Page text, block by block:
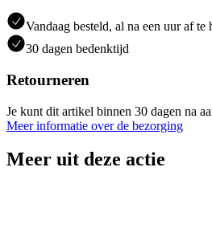
Vandaag besteld, al na een uur af
30 dagen bedenktijd
Retourneren
Je kunt dit artikel binnen 30 dagen na
Meer informatie over de bezorging
Meer uit deze actie